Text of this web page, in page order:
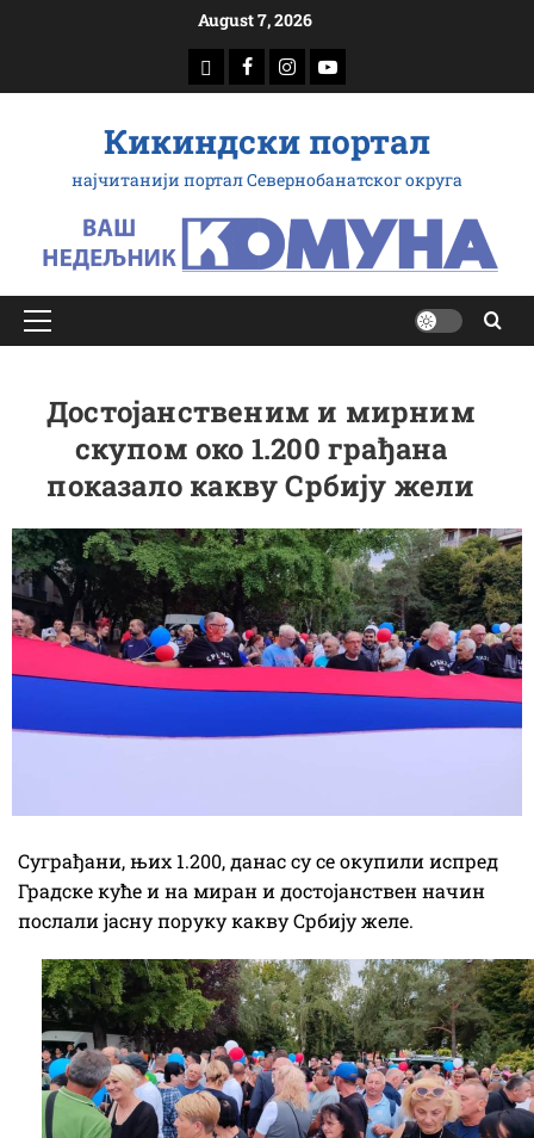
August 7, 2026
доwнлоад
Фацебоок
Инстаграм
Yоутубе
Кикиндски портал
најчитанији портал Севернобанатског округа
Примарy
Достојанственим и мирним
скупом око 1.200 грађана
показало какву Србију жели
Суграђани, њих 1.200, данас су се окупили испред
Градске куће и на миран и достојанствен начин
послали јасну поруку какву Србију желе.